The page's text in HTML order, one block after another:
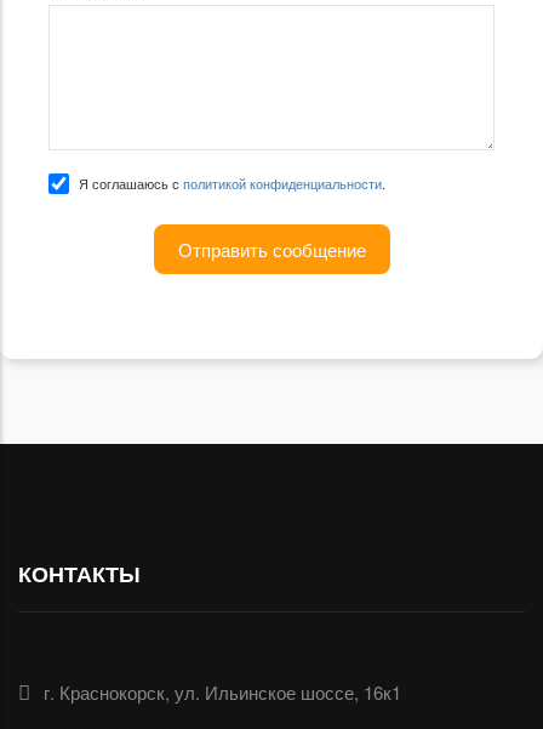
Я соглашаюсь с политикой конфиденциальности.
КОНТАКТЫ
г. Краснокорск, ул. Ильинское шоссе, 16к1